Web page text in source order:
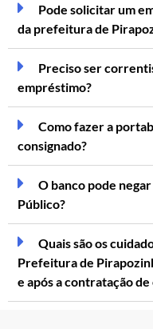
Pode solicitar um
da prefeitura de
Preciso ser
empréstimo?
Como fazer a
consignado?
O banco pode
Público?
Quais são os
Prefeitura de
e após a contratação